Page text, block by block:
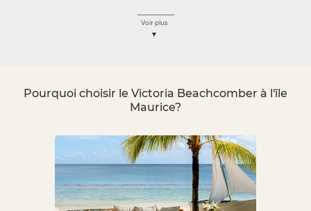
Voir plus
Pourquoi choisir le Victoria Beachcomber à l'île
Maurice?